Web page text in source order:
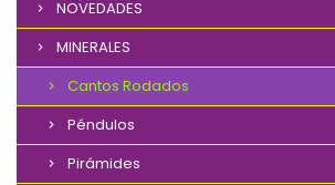
NOVEDADES
MINERALES
Cantos Rodados
Péndulos
Pirámides